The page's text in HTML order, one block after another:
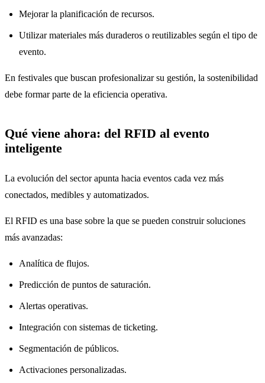
Mejorar la planificación de recursos.
Utilizar materiales más duraderos o reutilizables según el tipo de
evento.
En festivales que buscan profesionalizar su gestión, la sostenibilidad
debe formar parte de la eficiencia operativa.
Qué viene ahora: del RFID al evento
inteligente
La evolución del sector apunta hacia eventos cada vez más
conectados, medibles y automatizados.
El RFID es una base sobre la que se pueden construir soluciones
más avanzadas:
Analítica de flujos.
Predicción de puntos de saturación.
Alertas operativas.
Integración con sistemas de ticketing.
Segmentación de públicos.
Activaciones personalizadas.